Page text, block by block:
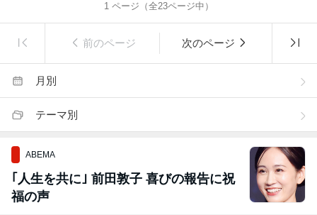
1ページ（全23ページ中）
前のページ 次のページ
月別
テーマ別
ABEMA
｢人生を共に｣ 前田敦子 喜びの報告に祝
福の声